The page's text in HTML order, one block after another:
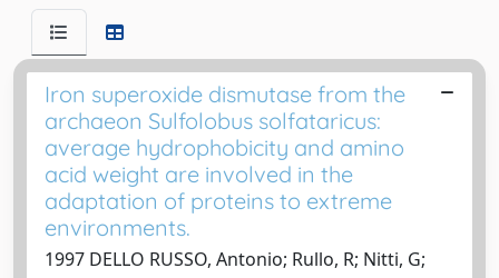
Iron superoxide dismutase from the
archaeon Sulfolobus solfataricus:
average hydrophobicity and amino
acid weight are involved in the
adaptation of proteins to extreme
environments.
1997 DELLO RUSSO, Antonio; Rullo, R; Nitti, G;